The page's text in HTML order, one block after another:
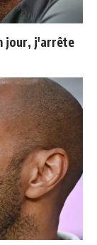
jour, j'arrête